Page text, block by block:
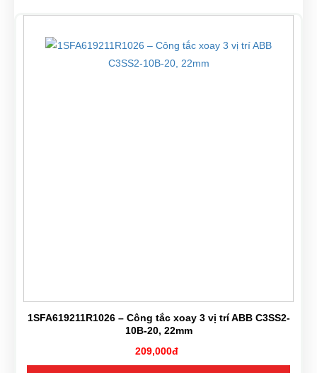
1SFA619211R1026 – Công tắc xoay 3 vị trí ABB C3SS2-
10B-20, 22mm
209,000đ